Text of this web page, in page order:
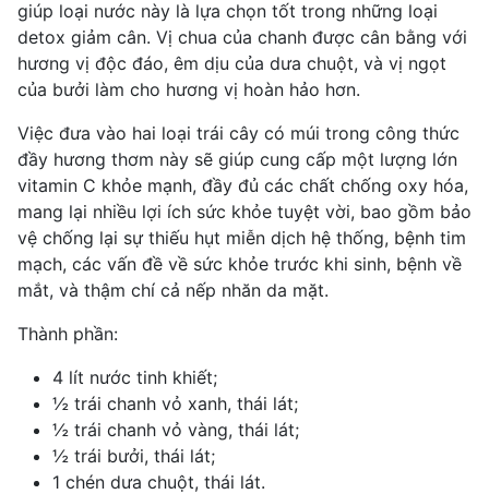
giúp loại nước này là lựa chọn tốt trong những loại
detox giảm cân. Vị chua của chanh được cân bằng với
hương vị độc đáo, êm dịu của dưa chuột, và vị ngọt
của bưởi làm cho hương vị hoàn hảo hơn.
Việc đưa vào hai loại trái cây có múi trong công thức
đầy hương thơm này sẽ giúp cung cấp một lượng lớn
vitamin C khỏe mạnh, đầy đủ các chất chống oxy hóa,
mang lại nhiều lợi ích sức khỏe tuyệt vời, bao gồm bảo
vệ chống lại sự thiếu hụt miễn dịch hệ thống, bệnh tim
mạch, các vấn đề về sức khỏe trước khi sinh, bệnh về
mắt, và thậm chí cả nếp nhăn da mặt.
Thành phần:
4 lít nước tinh khiết;
½ trái chanh vỏ xanh, thái lát;
½ trái chanh vỏ vàng, thái lát;
½ trái bưởi, thái lát;
1 chén dưa chuột, thái lát.